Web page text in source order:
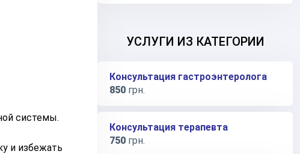
системы.
и избежать
УСЛУГИ ИЗ КАТЕГОРИИ
Консультация гастроэнтеролога
850 грн.
Консультация терапевта
750 грн.